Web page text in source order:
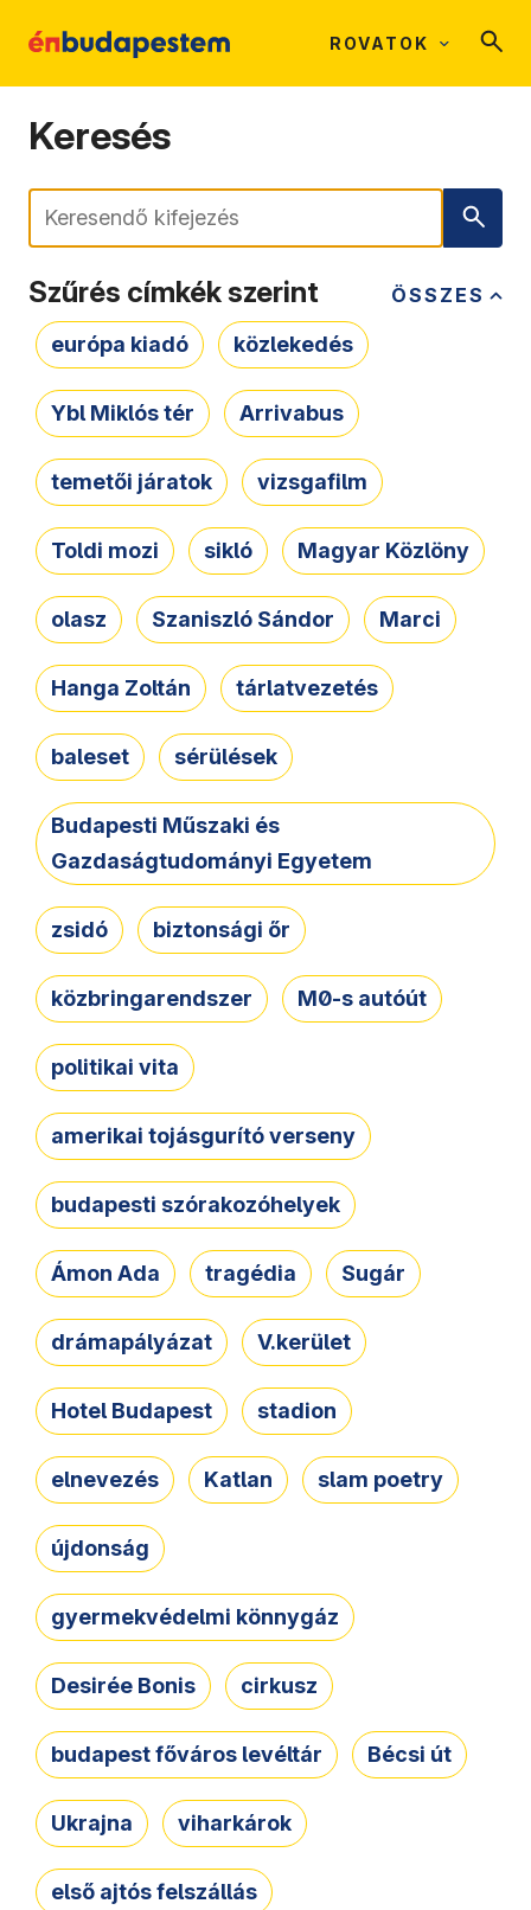
ROVATOK
Keresés
Keresés
ÖSSZES
Szűrés címkék szerint
európa kiadó közlekedés
Ybl Miklós tér Arrivabus
temetői járatok vizsgafilm
Toldi mozi sikló Magyar Közlöny
olasz Szaniszló Sándor Marci
Hanga Zoltán tárlatvezetés
baleset sérülések
Budapesti Műszaki és
Gazdaságtudományi Egyetem
zsidó biztonsági őr
közbringarendszer M0-s autóút
politikai vita
amerikai tojásgurító verseny
budapesti szórakozóhelyek
Ámon Ada tragédia Sugár
drámapályázat V.kerület
Hotel Budapest stadion
elnevezés Katlan slam poetry
újdonság
gyermekvédelmi könnygáz
Desirée Bonis cirkusz
budapest főváros levéltár Bécsi út
Ukrajna viharkárok
első ajtós felszállás